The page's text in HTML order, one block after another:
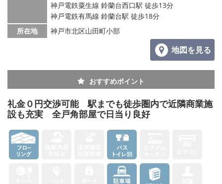
神戸電鉄粟生線 鈴蘭台西口駅 徒歩13分
神戸電鉄有馬線 鈴蘭台駅 徒歩18分
所在地
神戸市北区山田町小部
地図を見る
おすすめポイント
礼金０円交渉可能 駅までも徒歩圏内で近隣商業施
設も充実 全戸角部屋で日当り良好